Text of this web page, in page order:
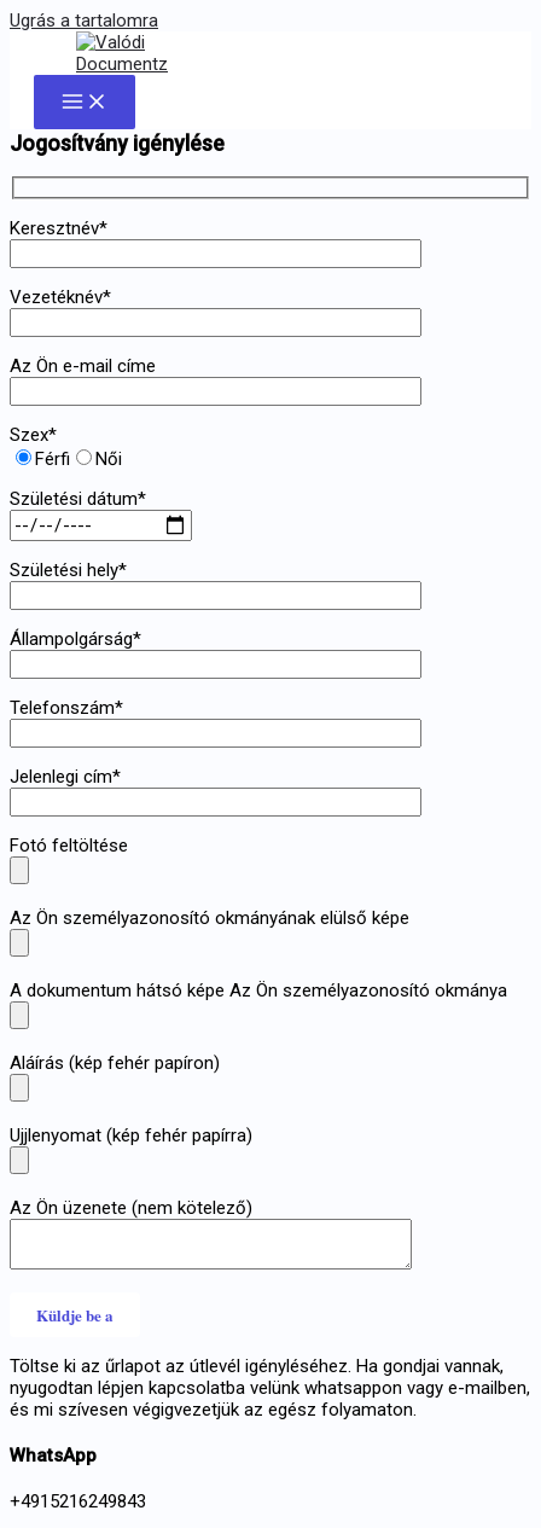
Ugrás a tartalomra
Jogosítvány igénylése
Keresztnév*
Vezetéknév*
Az Ön e-mail címe
Szex*
Férfi
Női
Születési dátum*
Születési hely*
Állampolgárság*
Telefonszám*
Jelenlegi cím*
Fotó feltöltése
Az Ön személyazonosító okmányának elülső képe
A dokumentum hátsó képe Az Ön személyazonosító okmánya
Aláírás (kép fehér papíron)
Ujjlenyomat (kép fehér papírra)
Az Ön üzenete (nem kötelező)
Töltse ki az űrlapot az útlevél igényléséhez. Ha gondjai vannak,
nyugodtan lépjen kapcsolatba velünk whatsappon vagy e-mailben,
és mi szívesen végigvezetjük az egész folyamaton.
WhatsApp
+4915216249843